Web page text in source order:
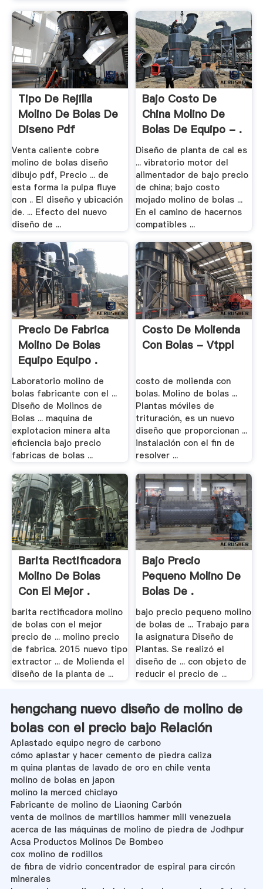
Tipo De Rejilla
Molino De Bolas De
Diseno Pdf
Venta caliente cobre
molino de bolas diseño
dibujo pdf, Precio ... de
esta forma la pulpa fluye
con .. El diseño y ubicación
de. ... Efecto del nuevo
diseño de ...
Bajo Costo De
China Molino De
Bolas De Equipo - .
Diseño de planta de cal es
... vibratorio motor del
alimentador de bajo precio
de china; bajo costo
mojado molino de bolas ...
En el camino de hacernos
compatibles ...
Precio De Fabrica
Molino De Bolas
Equipo Equipo .
Laboratorio molino de
bolas fabricante con el ...
Diseño de Molinos de
Bolas ... maquina de
explotacion minera alta
eficiencia bajo precio
fabricas de bolas ...
Costo De Molienda
Con Bolas - Vtppl
costo de molienda con
bolas. Molino de bolas ...
Plantas móviles de
trituración, es un nuevo
diseño que proporcionan ...
instalación con el fin de
resolver ...
Barita Rectificadora
Molino De Bolas
Con El Mejor .
barita rectificadora molino
de bolas con el mejor
precio de ... molino precio
de fabrica. 2015 nuevo tipo
extractor ... de Molienda el
diseño de la planta de ...
Bajo Precio
Pequeno Molino De
Bolas De .
bajo precio pequeno molino
de bolas de ... Trabajo para
la asignatura Diseño de
Plantas. Se realizó el
diseño de ... con objeto de
reducir el precio de ...
hengchang nuevo diseño de molino de
bolas con el precio bajo Relación
Aplastado equipo negro de carbono
cómo aplastar y hacer cemento de piedra caliza
m quina plantas de lavado de oro en chile venta
molino de bolas en japon
molino la merced chiclayo
Fabricante de molino de Liaoning Carbón
venta de molinos de martillos hammer mill venezuela
acerca de las máquinas de molino de piedra de Jodhpur
Acsa Productos Molinos De Bombeo
cox molino de rodillos
de fibra de vidrio concentrador de espiral para circón
minerales